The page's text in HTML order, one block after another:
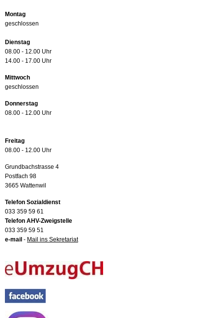
Montag
geschlossen
Dienstag
08.00 - 12.00 Uhr
14.00 - 17.00 Uhr
Mittwoch
geschlossen
Donnerstag
08.00 - 12.00 Uhr
Freitag
08.00 - 12.00 Uhr
Grundbachstrasse 4
Postfach 98
3665 Wattenwil
Telefon Sozialdienst
033 359 59 61
Telefon AHV-Zweigstelle
033 359 59 51
e-mail - Mail ins Sekretariat